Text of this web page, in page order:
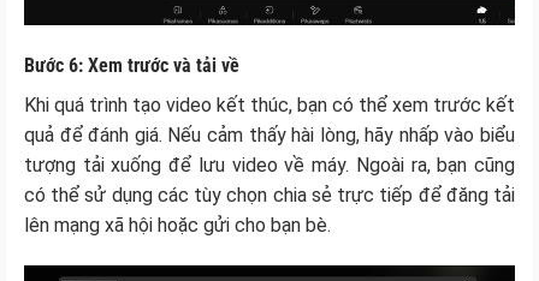
Bước 6: Xem trước và tải về
Khi quá trình tạo video kết thúc, bạn có thể xem trước kết
quả để đánh giá. Nếu cảm thấy hài lòng, hãy nhấp vào biểu
tượng tải xuống để lưu video về máy. Ngoài ra, bạn cũng
có thể sử dụng các tùy chọn chia sẻ trực tiếp để đăng tải
lên mạng xã hội hoặc gửi cho bạn bè.